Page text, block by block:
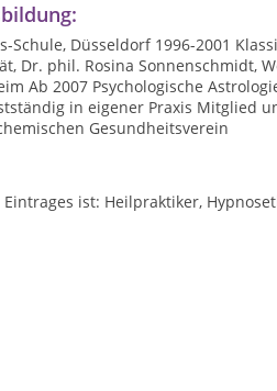
Schule, Düsseldorf 1996-2001
Dr. phil. Rosina Sonnenschmidt,
Ab 2007 Psychologische
in eigener Praxis Mitglied
Gesundheitsverein
ist: Heilpraktiker,